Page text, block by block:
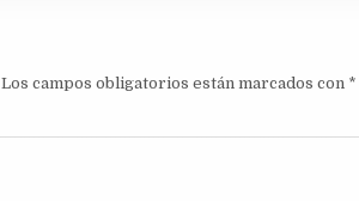
Los campos obligatorios están marcados con *